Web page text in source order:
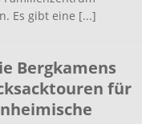
Es gibt eine [...]
Bergkamens
für